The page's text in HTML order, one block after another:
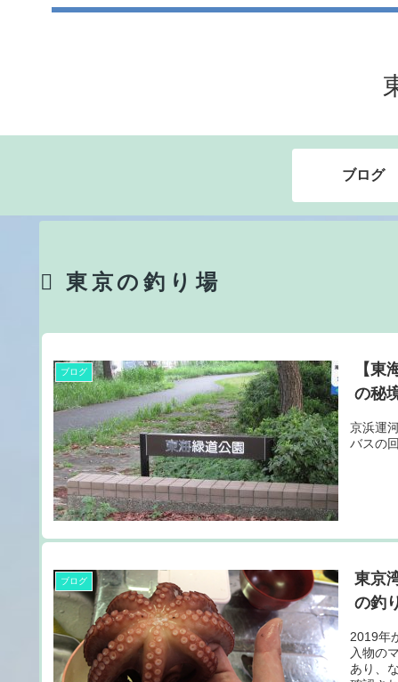
ブログ
東京の釣り場
ブログ
【東
の秘
京浜運
バスの
ブログ
東京
の釣
2019年
入物の
あり、